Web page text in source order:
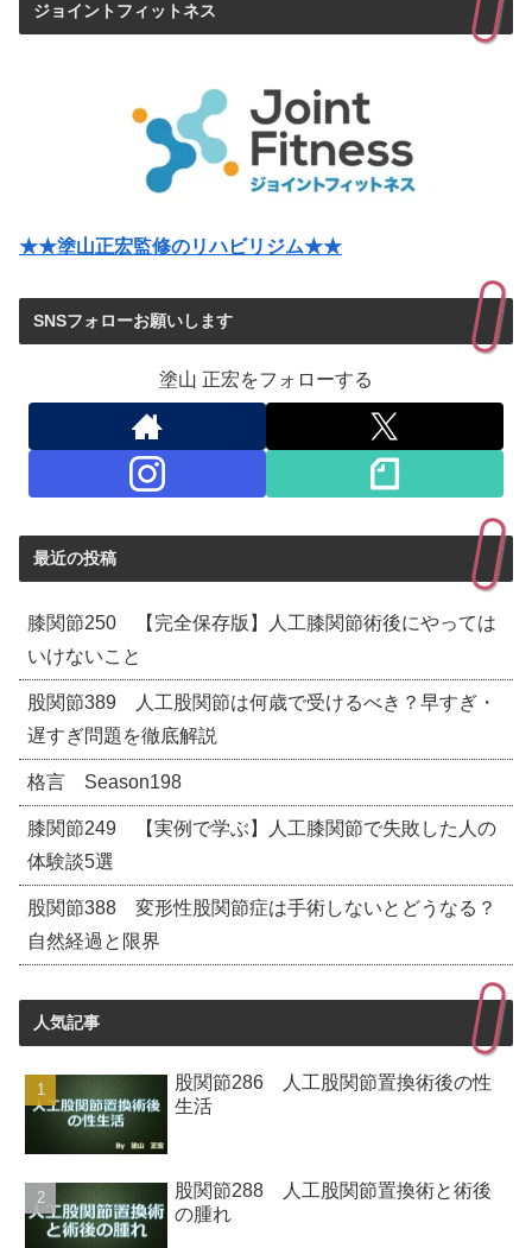
ジョイントフィットネス
★★塗山正宏監修のリハビリジム★★
SNSフォローお願いします
塗山 正宏をフォローする
最近の投稿
膝関節250 【完全保存版】人工膝関節術後にやっては
いけないこと
股関節389 人工股関節は何歳で受けるべき？早すぎ・
遅すぎ問題を徹底解説
格言 Season198
膝関節249 【実例で学ぶ】人工膝関節で失敗した人の
体験談5選
股関節388 変形性股関節症は手術しないとどうなる？
自然経過と限界
人気記事
股関節286 人工股関節置換術後の性
生活
股関節288 人工股関節置換術と術後
の腫れ